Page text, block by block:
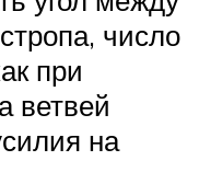
число
при
ветвей
на